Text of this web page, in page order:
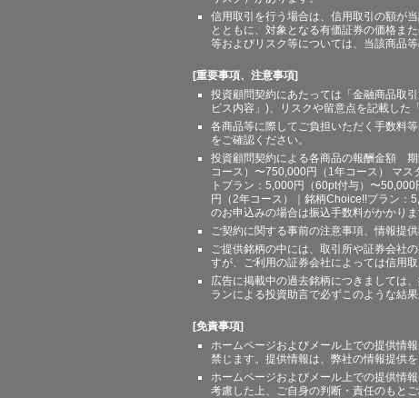
信用取引を行う場合は、信用取引の額が
とともに、対象となる有価証券の価格ま
等およびリスク等については、当該商品
[重要事項、注意事項]
投資顧問契約にあたっては「金融商品取
ビス内容」)、リスクや留意点を記載した
各商品等に際してご負担いただく手数料
をご確認ください。
投資顧問契約による各商品の報酬金額
コース）〜750,000円（1年コース） マ
トプラン：5,000円（60pt付与）〜
円（2年コース）｜銘柄Choice!!プラン
のお申込みの場合は振込手数料がかかりま
ご契約に関する事前の注意事項、情報提
ご提供銘柄の中には、取引所や証券会社
すが、ご利用の証券会社によっては信用
広告に掲載中の過去銘柄につきましては
ランによる投資助言で必ずこのような結
[免責事項]
ホームページおよびメール上での提供情
禁じます。提供情報は、弊社の情報提供
ホームページおよびメール上での提供情
考慮した上、ご自身の判断・責任のもと